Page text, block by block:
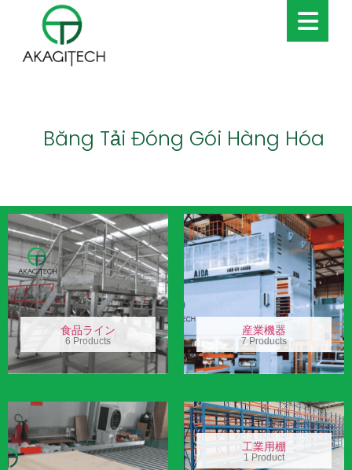
Băng Tải Đóng Gói Hàng Hóa
食品ライン
6 Products
産業機器
7 Products
工業用棚
1 Product